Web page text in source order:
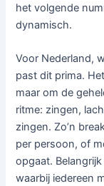
het volgende
dynamisch.
Voor Nederland,
past dit prima.
maar om de
ritme: zingen,
zingen. Zo’n
per persoon, of
opgaat.
waarbij iedereen